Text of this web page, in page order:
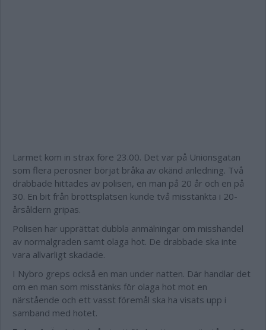
Larmet kom in strax före 23.00. Det var på Unionsgatan
som flera perosner börjat bråka av okänd anledning. Två
drabbade hittades av polisen, en man på 20 år och en på
30. En bit från brottsplatsen kunde två misstänkta i 20-
årsåldern gripas.
Polisen har upprättat dubbla anmälningar om misshandel
av normalgraden samt olaga hot. De drabbade ska inte
vara allvarligt skadade.
I Nybro greps också en man under natten. Där handlar det
om en man som misstänks för olaga hot mot en
närstående och ett vasst föremål ska ha visats upp i
samband med hotet.